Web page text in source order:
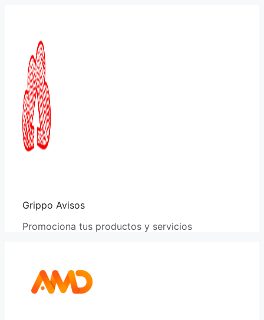
Grippo Avisos
Promociona tus productos y servicios